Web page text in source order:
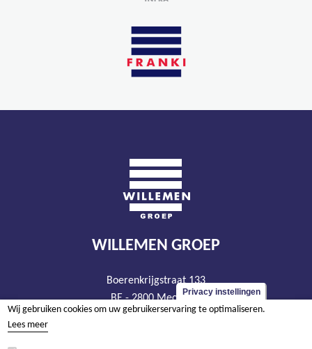
WILLEMEN GROEP
Boerenkrijgstraat 133
BE - 2800 Mechelen
tel +32 15 569 965
Privacy instellingen
Wij gebruiken cookies om uw gebruikerservaring te optimaliseren.
Lees meer